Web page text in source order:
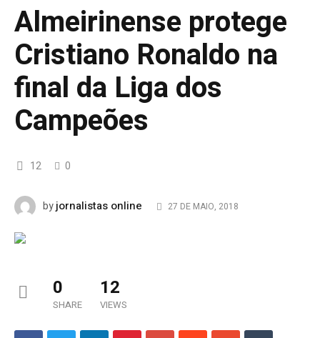
Almeirinense protege
Cristiano Ronaldo na
final da Liga dos
Campeões
12 0
byjornalistas online 27 DE MAIO, 2018
0
SHARE
12
VIEWS